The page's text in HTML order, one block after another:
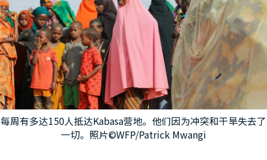
每周有多达150人抵达Kabasa营地。他们因为冲突和干旱失去了
一切。照片©WFP/Patrick Mwangi